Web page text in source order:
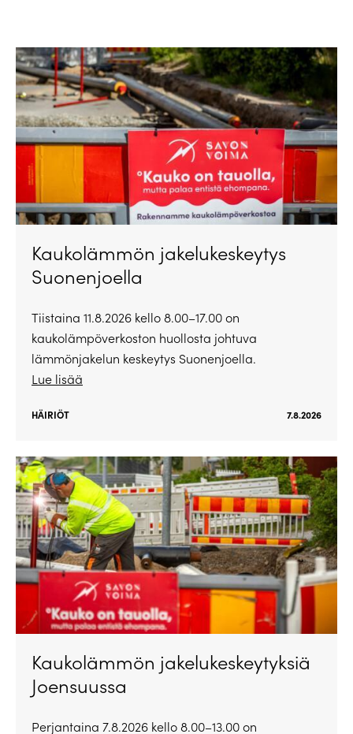
Kaukolämmön jakelukeskeytys
Suonenjoella
Tiistaina 11.8.2026 kello 8.00–17.00 on
kaukolämpöverkoston huollosta johtuva
lämmönjakelun keskeytys Suonenjoella.
Lue lisää
HÄIRIÖT 7.8.2026
Kaukolämmön jakelukeskeytyksiä
Joensuussa
Perjantaina 7.8.2026 kello 8.00–13.00 on